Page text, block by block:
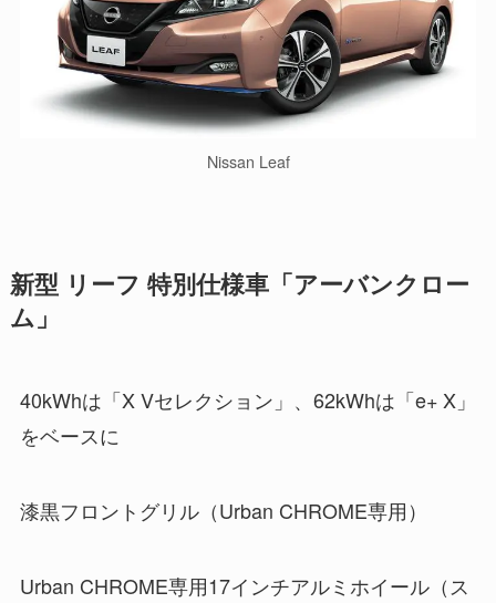
Nissan Leaf
新型 リーフ 特別仕様車「アーバンクロー
ム」
40kWhは「X Vセレクション」、62kWhは「e+ X」
をベースに
漆黒フロントグリル（Urban CHROME専用）
Urban CHROME専用17インチアルミホイール（ス